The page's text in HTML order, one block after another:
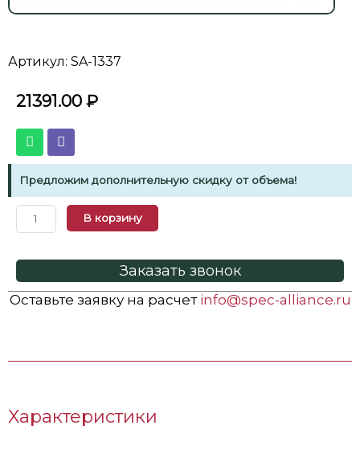
Артикул: SA-1337
21391.00 ₽
Предложим дополнительную скидку от объема!
В корзину
Заказать звонок
Оставьте заявку на расчет info@spec-alliance.ru
Характеристики